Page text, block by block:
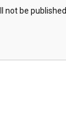
not be published.